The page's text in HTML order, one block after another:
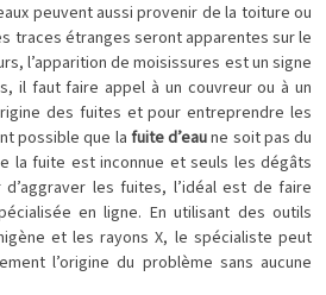
peuvent aussi provenir de la toiture ou
traces étranges seront apparentes sur le
l’apparition de moisissures est un signe
il faut faire appel à un couvreur ou à un
des fuites et pour entreprendre les
possible que la fuite d’eaune soit pas du
la fuite est inconnue et seuls les dégâts
les fuites, l’idéal est de faire
en ligne. En utilisant des outils
et les rayons X, le spécialiste peut
l’origine du problème sans aucune